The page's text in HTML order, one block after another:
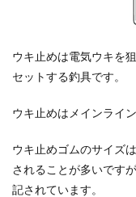
ウキ止めは電気ウキを
セットする釣具です。
ウキ止めはメインライ
ウキ止めゴムのサイズ
されることが多いです
記されています。